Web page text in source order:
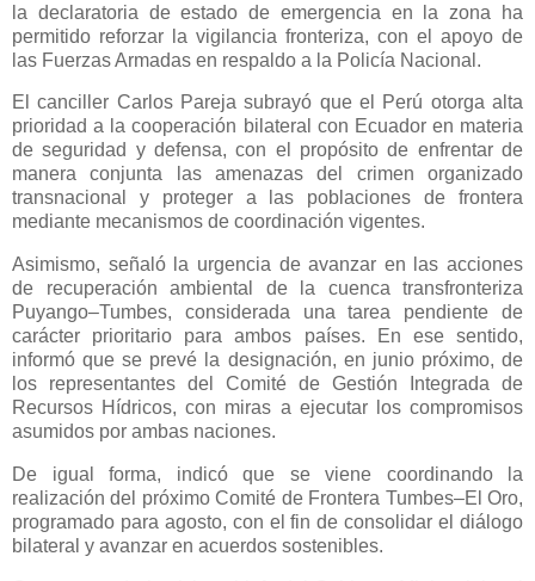
la declaratoria de estado de emergencia en la zona ha
permitido reforzar la vigilancia fronteriza, con el apoyo de
las Fuerzas Armadas en respaldo a la Policía Nacional.
El canciller Carlos Pareja subrayó que el Perú otorga alta
prioridad a la cooperación bilateral con Ecuador en materia
de seguridad y defensa, con el propósito de enfrentar de
manera conjunta las amenazas del crimen organizado
transnacional y proteger a las poblaciones de frontera
mediante mecanismos de coordinación vigentes.
Asimismo, señaló la urgencia de avanzar en las acciones
de recuperación ambiental de la cuenca transfronteriza
Puyango–Tumbes, considerada una tarea pendiente de
carácter prioritario para ambos países. En ese sentido,
informó que se prevé la designación, en junio próximo, de
los representantes del Comité de Gestión Integrada de
Recursos Hídricos, con miras a ejecutar los compromisos
asumidos por ambas naciones.
De igual forma, indicó que se viene coordinando la
realización del próximo Comité de Frontera Tumbes–El Oro,
programado para agosto, con el fin de consolidar el diálogo
bilateral y avanzar en acuerdos sostenibles.